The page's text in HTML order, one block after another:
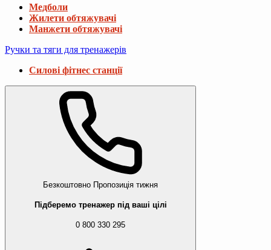
Медболи
Жилети обтяжувачі
Манжети обтяжувачі
Ручки та тяги для тренажерів
Силові фітнес станції
Безкоштовно Пропозиція тижня
Підберемо тренажер під ваші цілі
0 800 330 295